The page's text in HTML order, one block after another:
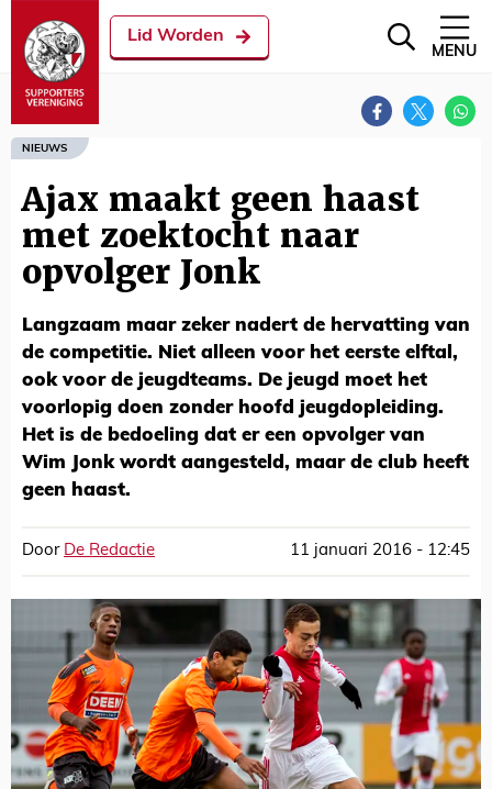
Lid Worden
MENU
NIEUWS
Ajax maakt geen haast
met zoektocht naar
opvolger Jonk
Langzaam maar zeker nadert de hervatting van
de competitie. Niet alleen voor het eerste elftal,
ook voor de jeugdteams. De jeugd moet het
voorlopig doen zonder hoofd jeugdopleiding.
Het is de bedoeling dat er een opvolger van
Wim Jonk wordt aangesteld, maar de club heeft
geen haast.
Door De Redactie 11 januari 2016 - 12:45